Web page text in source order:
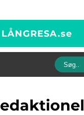
LÅNGRESA.se
redaktionel